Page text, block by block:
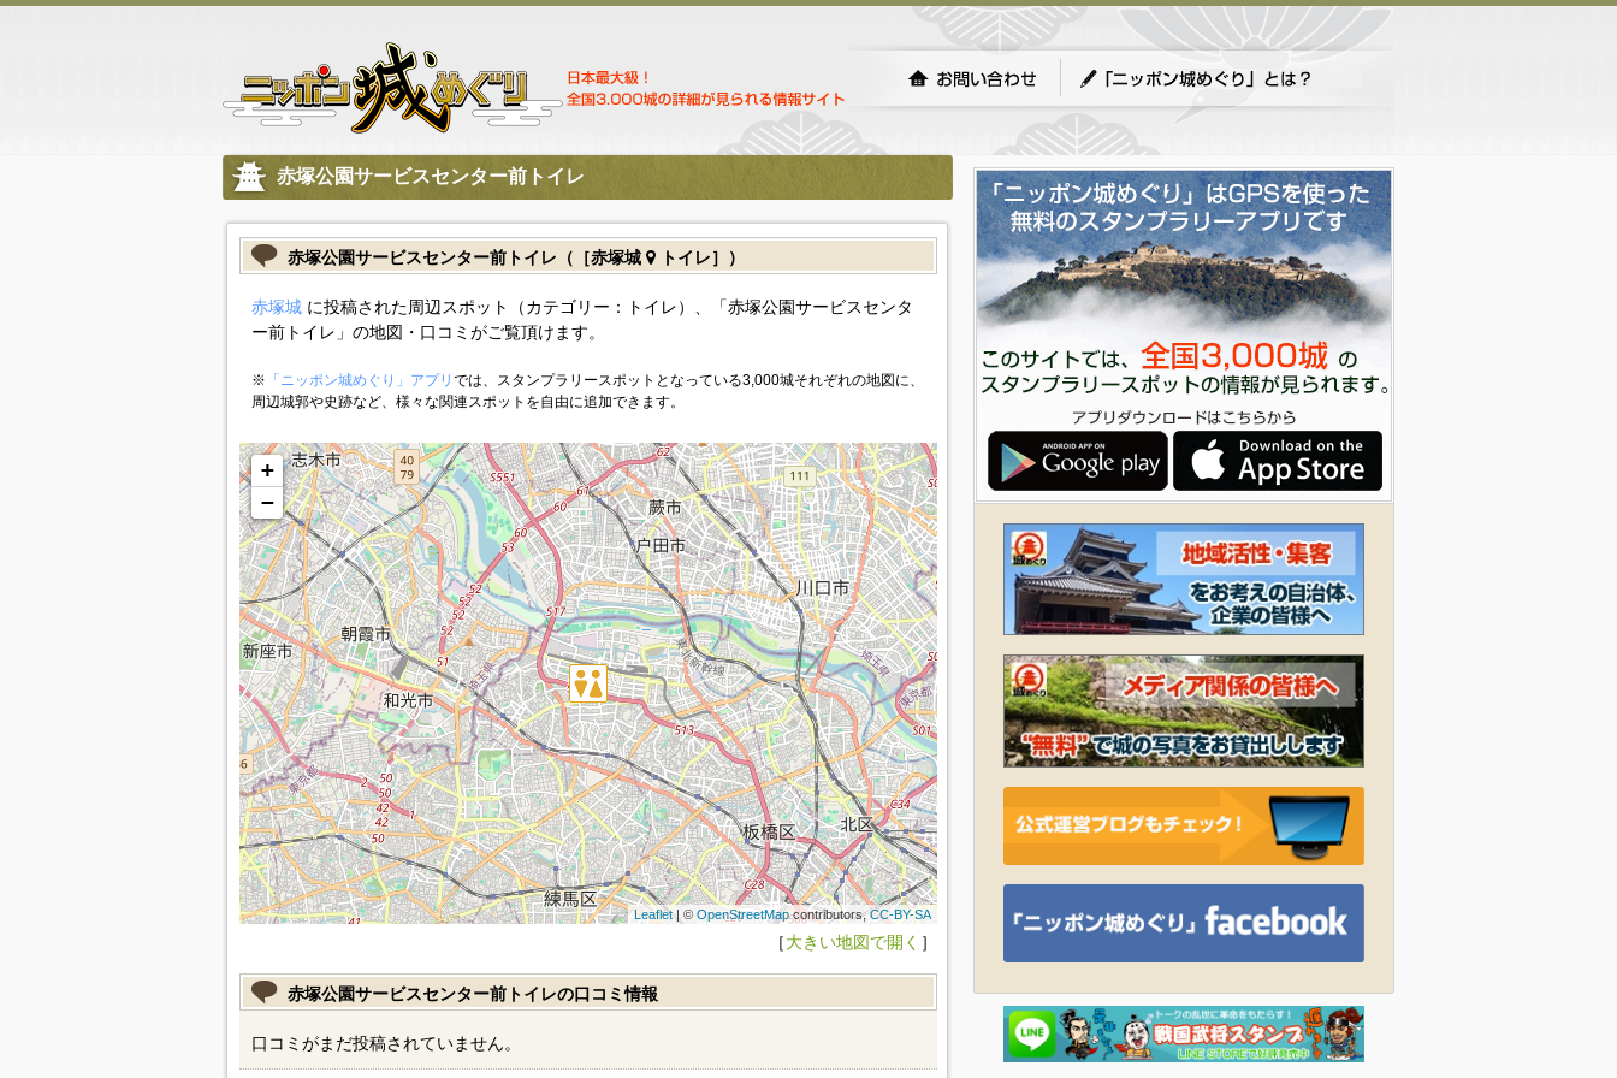
赤塚公園サービスセンター前トイレ
赤塚公園サービスセンター前トイレ（［赤塚城 トイレ］）
赤塚城に投稿された周辺スポット（カテゴリー：トイレ）、「赤塚公園サービスセンタ
ー前トイレ」の地図・口コミがご覧頂けます。
※ 「ニッポン城めぐり」アプリ では、スタンプラリースポットとなっている3,000城それぞれの地図に、
周辺城郭や史跡など、様々な関連スポットを自由に追加できます。
+
−
Leaflet| © OpenStreetMapcontributors,CC-BY-SA
［大きい地図で開く ］
赤塚公園サービスセンター前トイレの口コミ情報
口コミがまだ投稿されていません。